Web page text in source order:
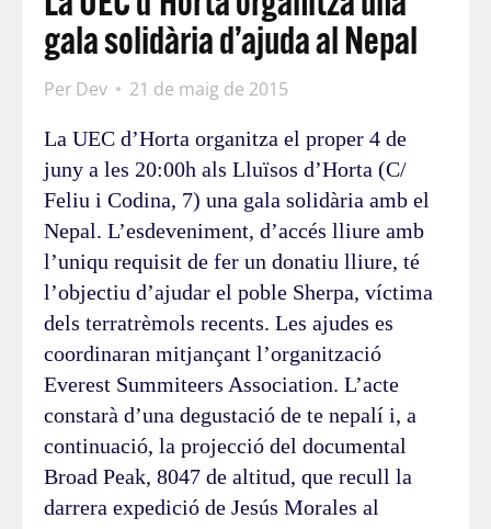
gala solidària d’ajuda al Nepal
Per Dev 21 de maig de 2015
La UEC d’Horta organitza el proper 4 de
juny a les 20:00h als Lluïsos d’Horta (C/
Feliu i Codina, 7) una gala solidària amb el
Nepal. L’esdeveniment, d’accés lliure amb
l’uniqu requisit de fer un donatiu lliure, té
l’objectiu d’ajudar el poble Sherpa, víctima
dels terratrèmols recents. Les ajudes es
coordinaran mitjançant l’organització
Everest Summiteers Association. L’acte
constarà d’una degustació de te nepalí i, a
continuació, la projecció del documental
Broad Peak, 8047 de altitud, que recull la
darrera expedició de Jesús Morales al